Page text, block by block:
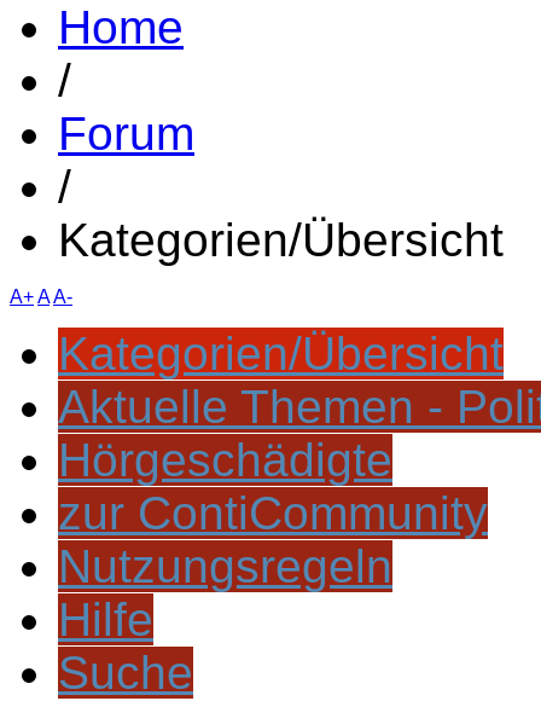
Home
/
Forum
/
Kategorien/Übersicht
A+AA-
Kategorien/Übersicht
Aktuelle Themen -
Hörgeschädigte
zur ContiCommunity
Nutzungsregeln
Hilfe
Suche